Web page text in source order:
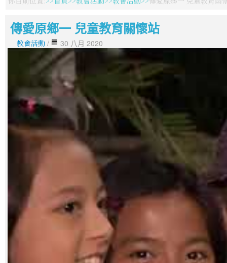
傳愛原鄉一 兒童教育關懷站
教會活動 / 30 八月 2020